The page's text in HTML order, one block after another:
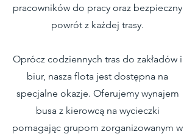
pracowników do pracy oraz bezpieczny
powrót z każdej trasy.
Oprócz codziennych tras do zakładów i
biur, nasza flota jest dostępna na
specjalne okazje. Oferujemy wynajem
busa z kierowcą na wycieczki
pomagając grupom zorganizowanym w